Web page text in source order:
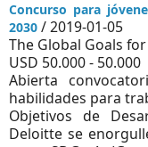
Concurso para
2030 / 2019-01-05
The Global Goals
USD 50.000 - 50.000
Abierta
habilidades para
Objetivos de
Deloitte se